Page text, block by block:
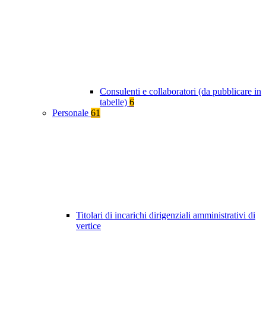
Consulenti e collaboratori (da pubblicare in
tabelle) 6
Personale 61
Titolari di incarichi dirigenziali amministrativi di
vertice